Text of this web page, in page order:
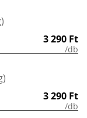
3 290 Ft
/db
3 290 Ft
/db